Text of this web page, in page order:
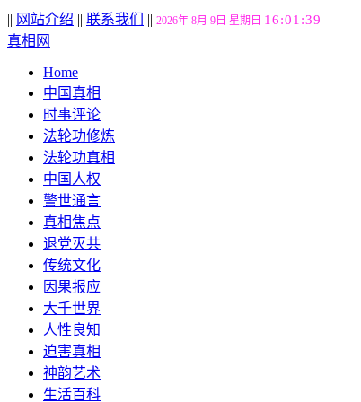
|| 网站介绍 || 联系我们 || 2026年 8月 9日 星期日 16:01:40
真相网
Home
中国真相
时事评论
法轮功修炼
法轮功真相
中国人权
警世通言
真相焦点
退党灭共
传统文化
因果报应
大千世界
人性良知
迫害真相
神韵艺术
生活百科